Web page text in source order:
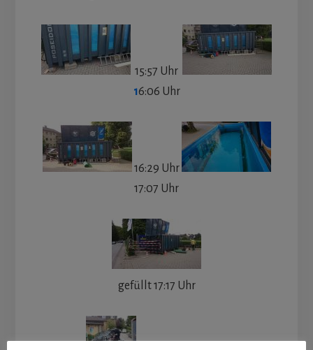
15:57 Uhr
16:06 Uhr
16:29 Uhr
17:07 Uhr
gefüllt 17:17 Uhr